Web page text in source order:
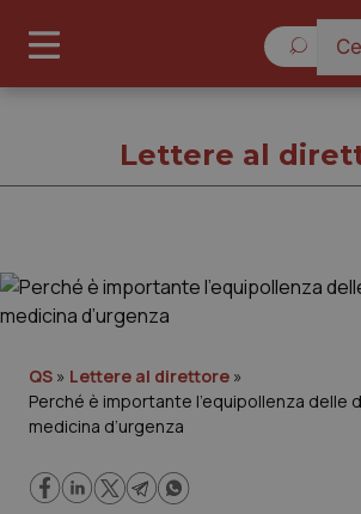
Governo e Parlamento
Regioni e Asl
Lettere al
QS » Lettere al direttore »
Perché è importante l’equipollenza delle
medicina d’urgenza